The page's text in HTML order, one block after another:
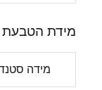
מידת הטבעת